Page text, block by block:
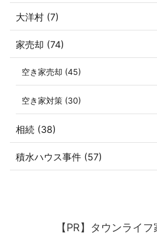
大洋村 (7)
家売却 (74)
空き家売却 (45)
空き家対策 (30)
相続 (38)
積水ハウス事件 (57)
【PR】タウンライフ